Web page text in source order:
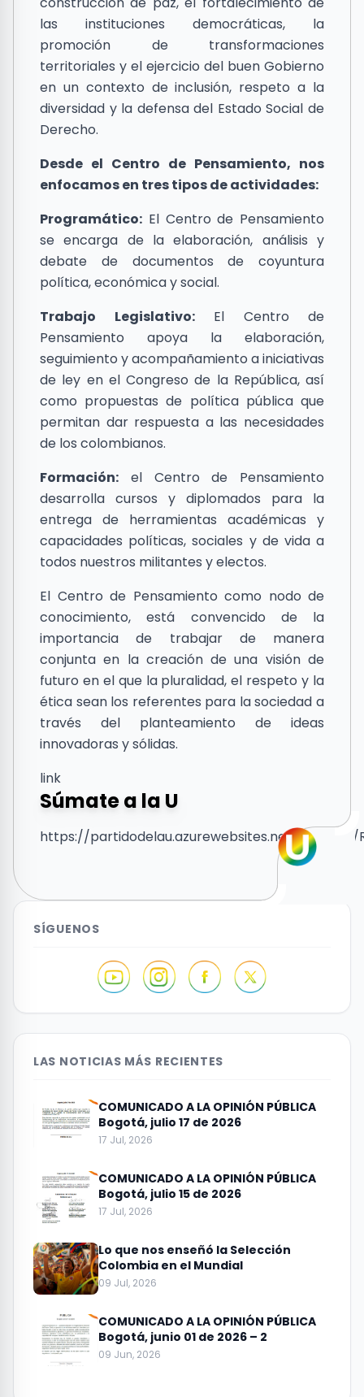
las instituciones democráticas, la
promoción de transformaciones
territoriales y el ejercicio del buen Gobierno
en un contexto de inclusión, respeto a la
diversidad y la defensa del Estado Social de
Derecho.
Desde el Centro de Pensamiento, nos
enfocamos en tres tipos de actividades:
Programático: El Centro de Pensamiento
se encarga de la elaboración, análisis y
debate de documentos de coyuntura
política, económica y social.
Trabajo Legislativo:El Centro de
Pensamiento apoya la elaboración,
seguimiento y acompañamiento a iniciativas
de ley en el Congreso de la República, así
como propuestas de política pública que
permitan dar respuesta a las necesidades
de los colombianos.
Formación: el Centro de Pensamiento
desarrolla cursos y diplomados para la
entrega de herramientas académicas y
capacidades políticas, sociales y de vida a
todos nuestros militantes y electos.
El Centro de Pensamiento como nodo de
conocimiento, está convencido de la
importancia de trabajar de manera
conjunta en la creación de una visión de
futuro en el que la pluralidad, el respeto y la
ética sean los referentes para la sociedad a
través del planteamiento de ideas
innovadoras y sólidas.
link
Súmate a la U
https://partidodelau.azurewebsites.net/Account/
SÍGUENOS
LAS NOTICIAS MÁS RECIENTES
COMUNICADO A LA OPINIÓN PÚBLICA
Bogotá, julio 17 de 2026
17 Jul, 2026
COMUNICADO A LA OPINIÓN PÚBLICA
Bogotá, julio 15 de 2026
17 Jul, 2026
Lo que nos enseñó la Selección
Colombia en el Mundial
09 Jul, 2026
COMUNICADO A LA OPINIÓN PÚBLICA
Bogotá, junio 01 de 2026 – 2
09 Jun, 2026